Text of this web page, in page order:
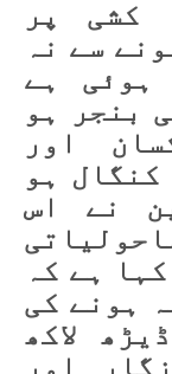
کشی پر
سے نہ
ہوئی ہے
بنجر ہو
اور
ہو
نے اس
ہے کہ
ہونے کی
لاکھ
اور